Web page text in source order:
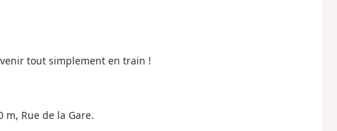
tout simplement en train !
Rue de la Gare.